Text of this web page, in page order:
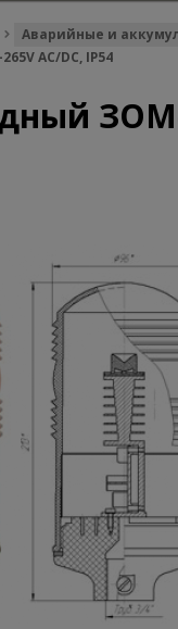
Аварийные и
AC/DC, IP54